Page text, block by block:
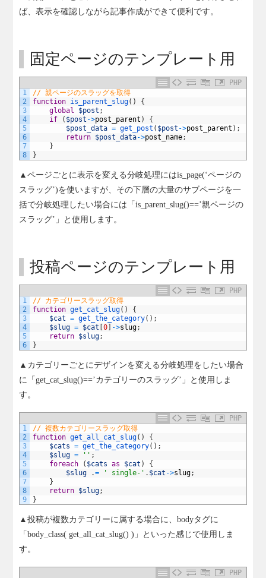
ば、表示を確認しながら記事作成ができて便利です。
固定ページのテンプレート用
PHP
1
2
3
4
5
6
7
8
// 親ページのスラッグを取得
function is_parent_slug( )
{
global
$post ;
if
( $post ->post_parent )
{
$post_data = get_post ( $post ->post_parent ) ;
return $post_data->post_name;
}
}
▲ページごとに表示を変える分岐処理にはis_page(‘ページの
スラッグ’)を使いますが、その下層の大量のサブページを一
括で分岐処理したい場合には「is_parent_slug()==’親ページの
スラッグ’」と使用します。
投稿ページのテンプレート用
PHP
1
2
3
4
5
6
// カテゴリースラッグ取得
function get_cat_slug( )
{
$cat
= get_the_category( ) ;
$slug = $cat [0] ->slug;
return $slug;
}
▲カテゴリーごとにデザインを変える分岐処理をしたい場合
に「get_cat_slug()==’カテゴリーのスラッグ’」と使用しま
す。
PHP
1
2
3
4
5
6
7
8
9
// 複数カテゴリースラッグ取得
function get_all_cat_slug( )
{
$cats
= get_the_category( ) ;
$slug = '' ;
foreach
( $cats as $cat )
{
$slug
.= ' single-' . $cat ->slug;
}
return $slug;
}
▲投稿が複数カテゴリーに属する場合に、bodyタグに
「body_class( get_all_cat_slug() )」といった感じで使用しま
す。
PHP